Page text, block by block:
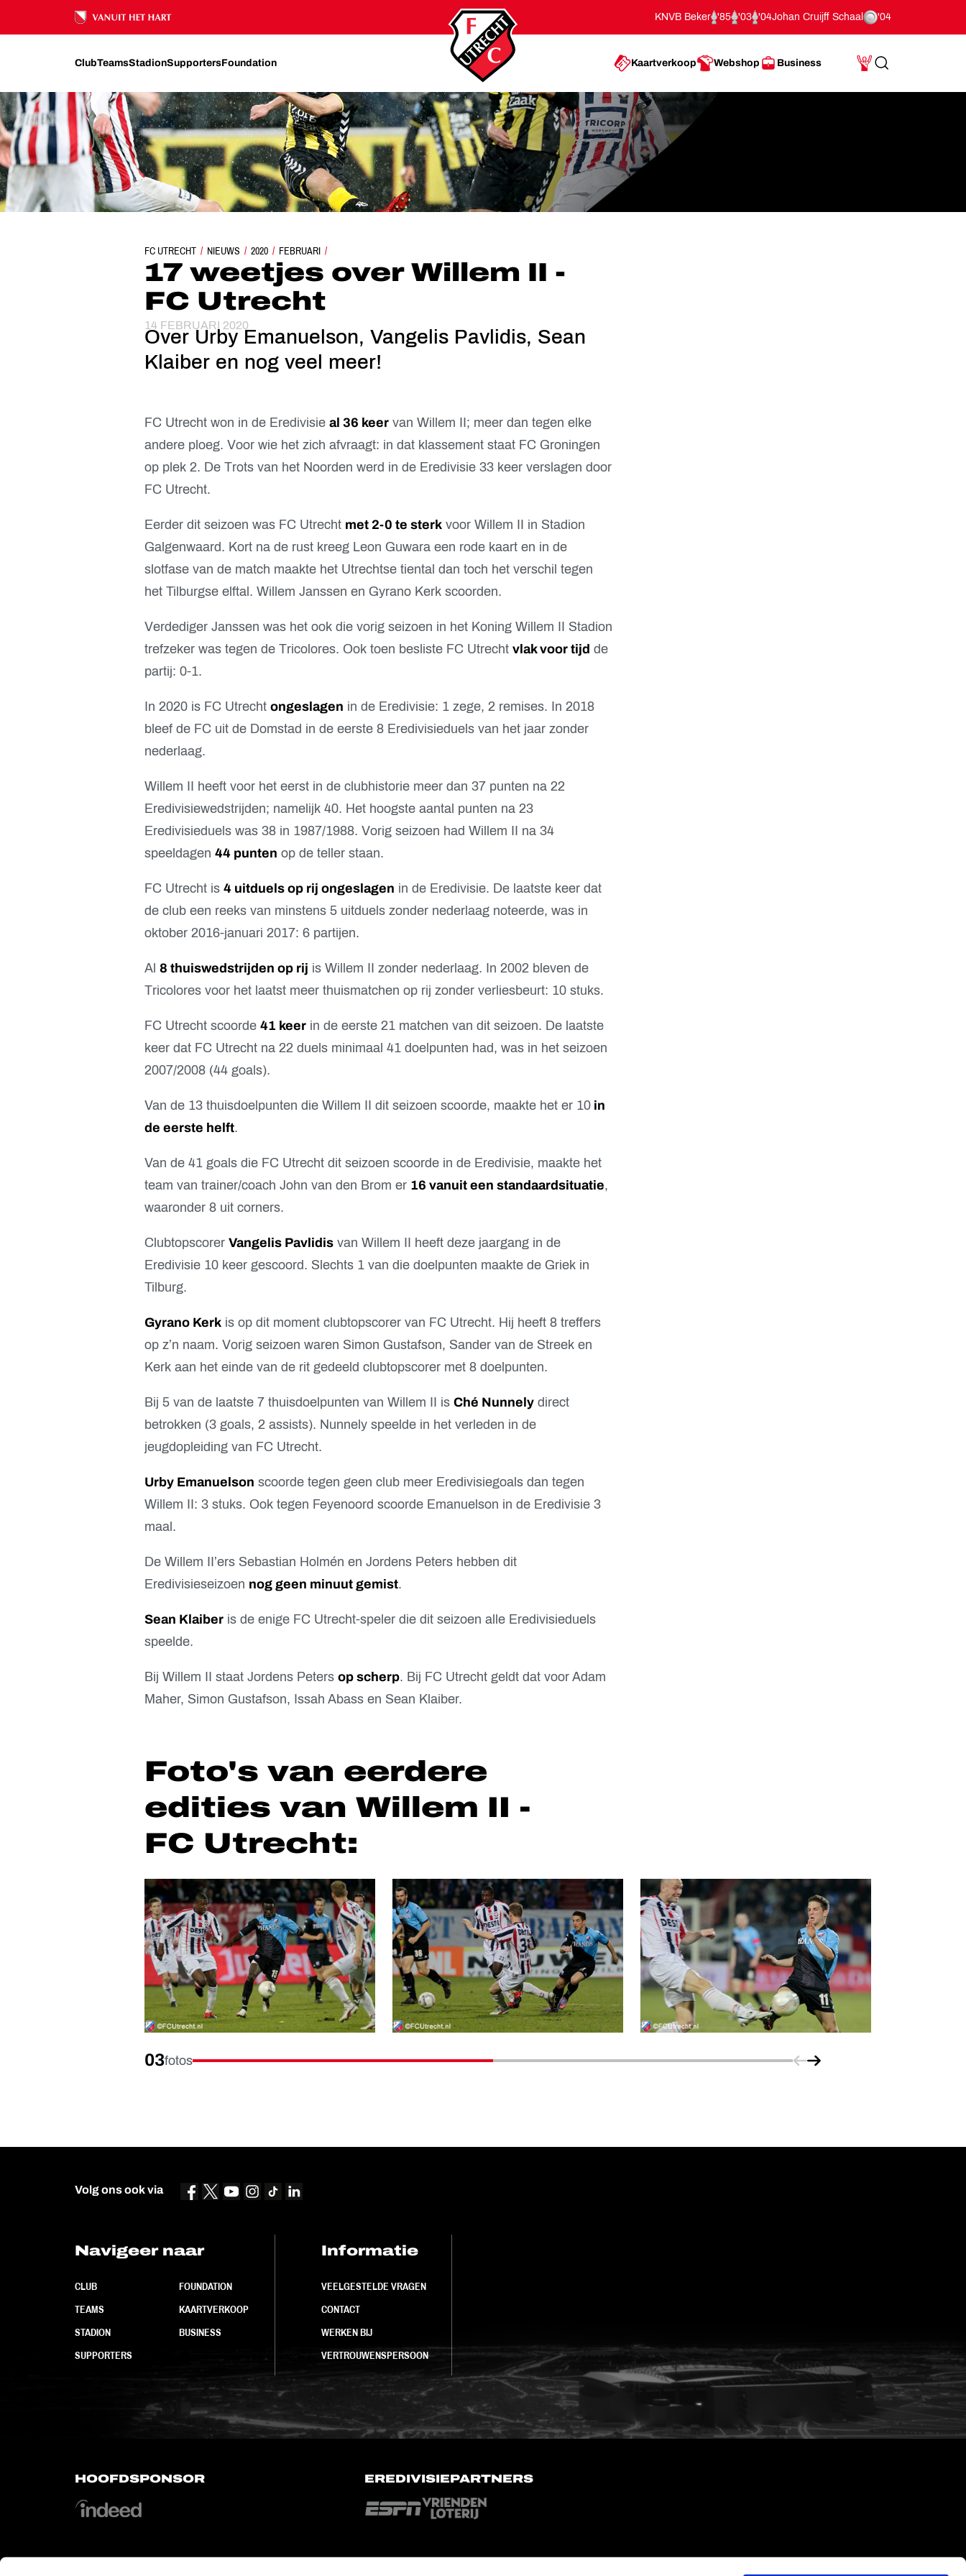
Ons nalatenschap
KNVB Beker '85 '03 '04Johan Cruijff Schaal '04
ClubTeamsStadionSupportersFoundation Kaartverkoop Webshop Business
Mijn Account
Search
FC UTRECHT NIEUWS 2020 FEBRUARI
17 WEETJES OVER WILLEM II - FC UTRECHT
17 weetjes over Willem II -
FC Utrecht
14 FEBRUARI 2020
Over Urby Emanuelson, Vangelis Pavlidis, Sean
Klaiber en nog veel meer!
FC Utrecht won in de Eredivisie al 36 keervan Willem II; meer dan tegen elke
andere ploeg. Voor wie het zich afvraagt: in dat klassement staat FC Groningen
op plek 2. De Trots van het Noorden werd in de Eredivisie 33 keer verslagen door
FC Utrecht.
Eerder dit seizoen was FC Utrecht met 2-0 te sterkvoor Willem II in Stadion
Galgenwaard. Kort na de rust kreeg Leon Guwara een rode kaart en in de
slotfase van de match maakte het Utrechtse tiental dan toch het verschil tegen
het Tilburgse elftal. Willem Janssen en Gyrano Kerk scoorden.
Verdediger Janssen was het ook die vorig seizoen in het Koning Willem II Stadion
trefzeker was tegen de Tricolores. Ook toen besliste FC Utrecht vlak voor tijd de
partij: 0-1.
In 2020 is FC Utrecht ongeslagen in de Eredivisie: 1 zege, 2 remises. In 2018
bleef de FC uit de Domstad in de eerste 8 Eredivisieduels van het jaar zonder
nederlaag.
Willem II heeft voor het eerst in de clubhistorie meer dan 37 punten na 22
Eredivisiewedstrijden; namelijk 40. Het hoogste aantal punten na 23
Eredivisieduels was 38 in 1987/1988. Vorig seizoen had Willem II na 34
speeldagen 44 punten op de teller staan.
FC Utrecht is 4 uitduels op rij ongeslagen in de Eredivisie. De laatste keer dat
de club een reeks van minstens 5 uitduels zonder nederlaag noteerde, was in
oktober 2016-januari 2017: 6 partijen.
Al 8 thuiswedstrijden op rij is Willem II zonder nederlaag. In 2002 bleven de
Tricolores voor het laatst meer thuismatchen op rij zonder verliesbeurt: 10 stuks.
FC Utrecht scoorde 41 keerin de eerste 21 matchen van dit seizoen. De laatste
keer dat FC Utrecht na 22 duels minimaal 41 doelpunten had, was in het seizoen
2007/2008 (44 goals).
Van de 13 thuisdoelpunten die Willem II dit seizoen scoorde, maakte het er 10in
de eerste helft.
Van de 41 goals die FC Utrecht dit seizoen scoorde in de Eredivisie, maakte het
team van trainer/coach John van den Brom er 16 vanuit een standaardsituatie,
waaronder 8 uit corners.
Clubtopscorer Vangelis Pavlidisvan Willem II heeft deze jaargang in de
Eredivisie 10 keer gescoord. Slechts 1 van die doelpunten maakte de Griek in
Tilburg.
Gyrano Kerkis op dit moment clubtopscorer van FC Utrecht. Hij heeft 8 treffers
op z’n naam. Vorig seizoen waren Simon Gustafson, Sander van de Streek en
Kerk aan het einde van de rit gedeeld clubtopscorer met 8 doelpunten.
Bij 5 van de laatste 7 thuisdoelpunten van Willem II is Ché Nunnelydirect
betrokken (3 goals, 2 assists). Nunnely speelde in het verleden in de
jeugdopleiding van FC Utrecht.
Urby Emanuelson scoorde tegen geen club meer Eredivisiegoals dan tegen
Willem II: 3 stuks. Ook tegen Feyenoord scoorde Emanuelson in de Eredivisie 3
maal.
De Willem II’ers Sebastian Holmén en Jordens Peters hebben dit
Eredivisieseizoen nog geen minuut gemist.
Sean Klaiberis de enige FC Utrecht-speler die dit seizoen alle Eredivisieduels
speelde.
Bij Willem II staat Jordens Peters op scherp. Bij FC Utrecht geldt dat voor Adam
Maher, Simon Gustafson, Issah Abass en Sean Klaiber.
Foto's van eerdere
edities van Willem II -
FC Utrecht:
03fotos
Volg ons ook via
Navigeer naar
CLUB
TEAMS
STADION
SUPPORTERS
FOUNDATION
KAARTVERKOOP
BUSINESS
Informatie
VEELGESTELDE VRAGEN
CONTACT
WERKEN BIJ
VERTROUWENSPERSOON
HOOFDSPONSOR EREDIVISIEPARTNERS